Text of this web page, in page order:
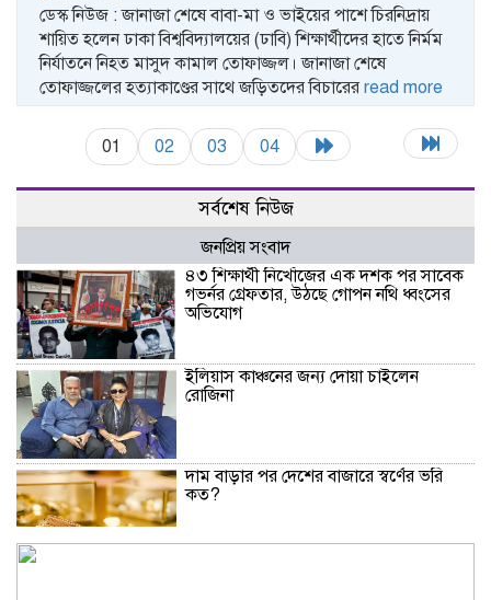
ডেস্ক নিউজ : জানাজা শেষে বাবা-মা ও ভাইয়ের পাশে চিরনিদ্রায়
শায়িত হলেন ঢাকা বিশ্ববিদ্যালয়ের (ঢাবি) শিক্ষার্থীদের হাতে নির্মম
নির্যাতনে নিহত মাসুদ কামাল তোফাজ্জল। জানাজা শেষে
তোফাজ্জলের হত্যাকাণ্ডের সাথে জড়িতদের বিচারের read more
01 02 03 04
সর্বশেষ নিউজ
জনপ্রিয় সংবাদ
৪৩ শিক্ষার্থী নিখোঁজের এক দশক পর সাবেক
গভর্নর গ্রেফতার, উঠছে গোপন নথি ধ্বংসের
অভিযোগ
ইলিয়াস কাঞ্চনের জন্য দোয়া চাইলেন
রোজিনা
দাম বাড়ার পর দেশের বাজারে স্বর্ণের ভরি
কত?